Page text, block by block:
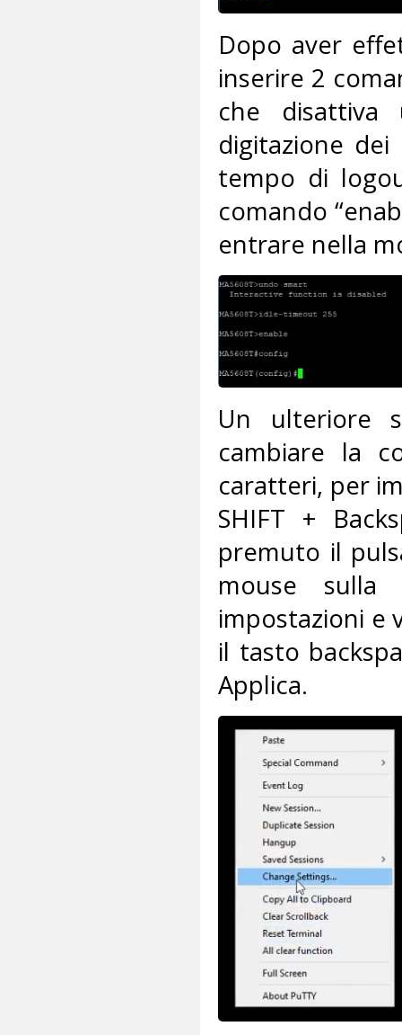
Dopo aver
inserire 2
che
digitazione
tempo di
comando
entrare nella
Un ulteriore
cambiare la
caratteri, per
SHIFT +
premuto il
mouse sulla
impostazioni e
il tasto
Applica.